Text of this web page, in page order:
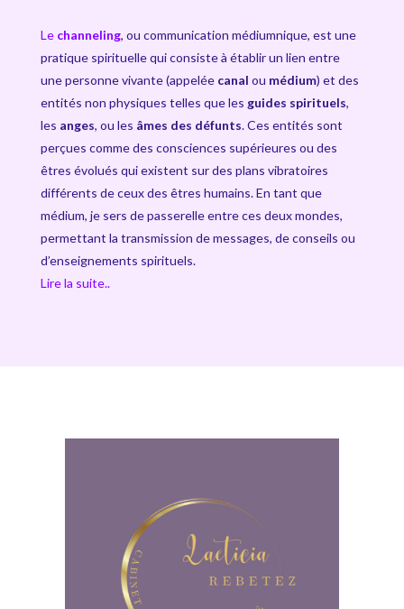
Le channeling, ou communication médiumnique, est une
pratique spirituelle qui consiste à établir un lien entre
une personne vivante (appelée canal ou médium) et des
entités non physiques telles que les guides spirituels,
les anges, ou les âmes des défunts. Ces entités sont
perçues comme des consciences supérieures ou des
êtres évolués qui existent sur des plans vibratoires
différents de ceux des êtres humains. En tant que
médium, je sers de passerelle entre ces deux mondes,
permettant la transmission de messages, de conseils ou
d’enseignements spirituels.
Lire la suite..